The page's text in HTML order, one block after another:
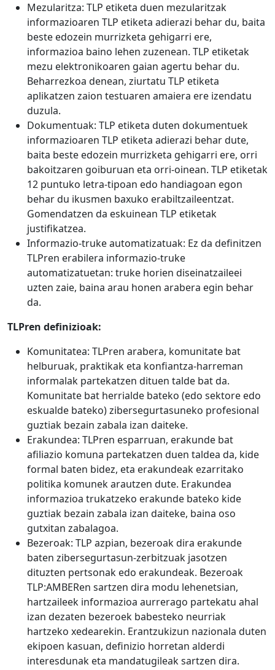
Mezularitza: TLP etiketa duen mezularitzak
informazioaren TLP etiketa adierazi behar du, baita
beste edozein murrizketa gehigarri ere,
informazioa baino lehen zuzenean. TLP etiketak
mezu elektronikoaren gaian agertu behar du.
Beharrezkoa denean, ziurtatu TLP etiketa
aplikatzen zaion testuaren amaiera ere izendatu
duzula.
Dokumentuak: TLP etiketa duten dokumentuek
informazioaren TLP etiketa adierazi behar dute,
baita beste edozein murrizketa gehigarri ere, orri
bakoitzaren goiburuan eta orri-oinean. TLP etiketak
12 puntuko letra-tipoan edo handiagoan egon
behar du ikusmen baxuko erabiltzaileentzat.
Gomendatzen da eskuinean TLP etiketak
justifikatzea.
Informazio-truke automatizatuak: Ez da definitzen
TLPren erabilera informazio-truke
automatizatuetan: truke horien diseinatzaileei
uzten zaie, baina arau honen arabera egin behar
da.
TLPren definizioak:
Komunitatea: TLPren arabera, komunitate bat
helburuak, praktikak eta konfiantza-harreman
informalak partekatzen dituen talde bat da.
Komunitate bat herrialde bateko (edo sektore edo
eskualde bateko) zibersegurtasuneko profesional
guztiak bezain zabala izan daiteke.
Erakundea: TLPren esparruan, erakunde bat
afiliazio komuna partekatzen duen taldea da, kide
formal baten bidez, eta erakundeak ezarritako
politika komunek arautzen dute. Erakundea
informazioa trukatzeko erakunde bateko kide
guztiak bezain zabala izan daiteke, baina oso
gutxitan zabalagoa.
Bezeroak: TLP azpian, bezeroak dira erakunde
baten zibersegurtasun-zerbitzuak jasotzen
dituzten pertsonak edo erakundeak. Bezeroak
TLP:AMBERen sartzen dira modu lehenetsian,
hartzaileek informazioa aurrerago partekatu ahal
izan dezaten bezeroek babesteko neurriak
hartzeko xedearekin. Erantzukizun nazionala duten
ekipoen kasuan, definizio horretan alderdi
interesdunak eta mandatugileak sartzen dira.